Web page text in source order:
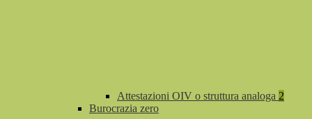
Attestazioni OIV o struttura analoga 2
Burocrazia zero